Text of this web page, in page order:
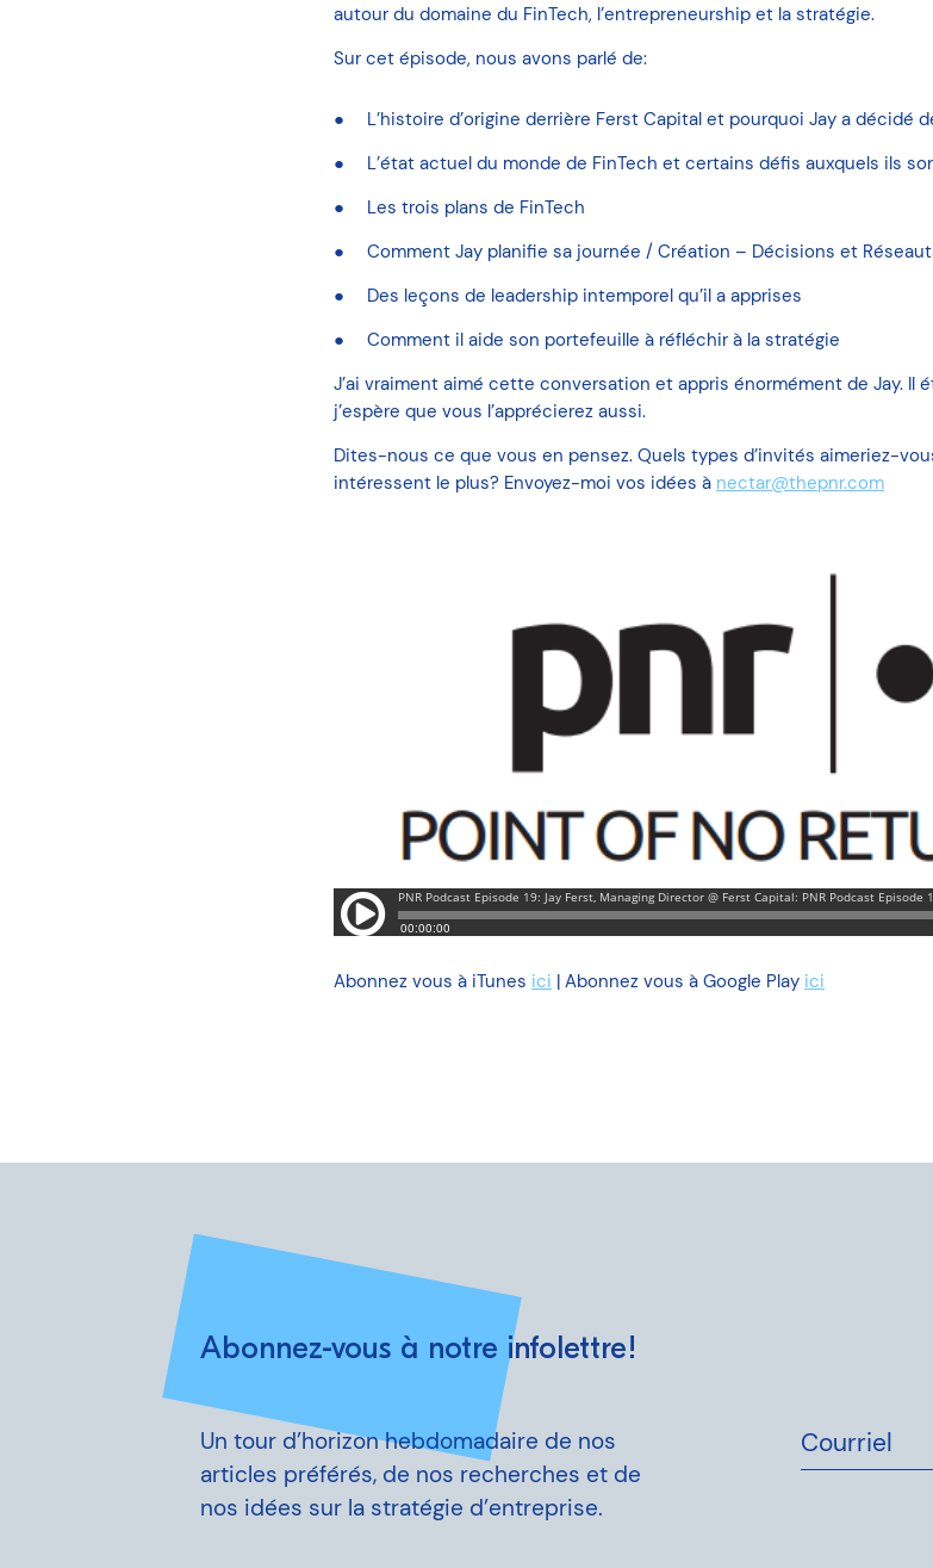
autour du domaine du FinTech, l’entrepreneurship et la stratégie.
Sur cet épisode, nous avons parlé de:
L’histoire d’origine derrière Ferst Capital et pourquoi Jay a décidé
L’état actuel du monde de FinTech et certains défis auxquels ils
Les trois plans de FinTech
Comment Jay planifie sa journée / Création – Décisions et
Des leçons de leadership intemporel qu’il a apprises
Comment il aide son portefeuille à réfléchir à la stratégie
J’ai vraiment aimé cette conversation et appris énormément de Jay. Il
j’espère que vous l’apprécierez aussi.
Dites-nous ce que vous en pensez. Quels types d’invités aimeriez-
intéressent le plus? Envoyez-moi vos idées à nectar@thepnr.com
Abonnez vous à iTunes ici | Abonnez vous à Google Play ici
Abonnez-vous à notre infolettre!
Un tour d’horizon hebdomadaire de nos
articles préférés, de nos recherches et de
nos idées sur la stratégie d’entreprise.
Courriel